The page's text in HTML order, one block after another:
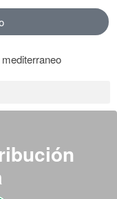
recientes